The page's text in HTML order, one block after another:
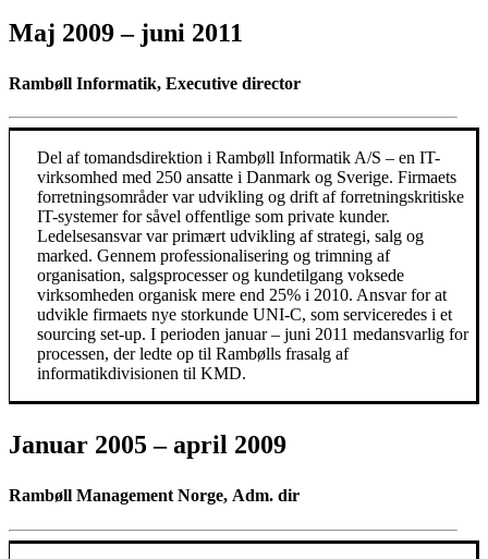
Maj 2009 – juni 2011
Rambøll Informatik, Executive director
Del af tomandsdirektion i Rambøll Informatik A/S – en IT-
virksomhed med 250 ansatte i Danmark og Sverige. Firmaets
forretningsområder var udvikling og drift af forretningskritiske
IT-systemer for såvel offentlige som private kunder.
Ledelsesansvar var primært udvikling af strategi, salg og
marked. Gennem professionalisering og trimning af
organisation, salgsprocesser og kundetilgang voksede
virksomheden organisk mere end 25% i 2010. Ansvar for at
udvikle firmaets nye storkunde UNI-C, som serviceredes i et
sourcing set-up. I perioden januar – juni 2011 medansvarlig for
processen, der ledte op til Rambølls frasalg af
informatikdivisionen til KMD.
Januar 2005 – april 2009
Rambøll Management Norge, Adm. dir